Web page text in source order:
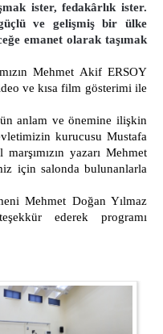
ister, fedakârlık ister.
ve gelişmiş bir ülke
emanet olarak taşımak
Mehmet Akif ERSOY
ve kısa film gösterimi ile
ve önemine ilişkin
kurucusu Mustafa
yazarı Mehmet
için salonda bulunanlarla
Doğan Yılmaz
ederek programı